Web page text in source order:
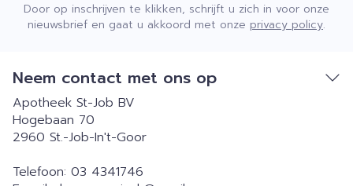
Door op inschrijven te klikken, schrijft u zich in voor onze
nieuwsbrief en gaat u akkoord met onze privacy policy.
Neem contact met ons op
Apotheek St-Job BV
Hogebaan 70
2960 St.-Job-In't-Goor
Telefoon: 03 4341746